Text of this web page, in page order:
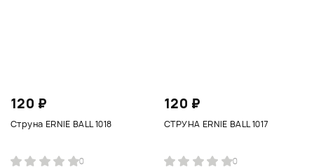
120 ₽
Струна ERNIE BALL 1018
0
120 ₽
СТРУНА ERNIE BALL 1017
0